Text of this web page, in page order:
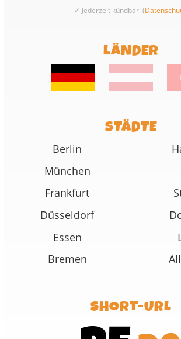
✓ Jederzeit kündbar! (
LÄNDER
STÄDTE
Berlin
München
Frankfurt
Düsseldorf
Essen
Bremen
SHORT-URL